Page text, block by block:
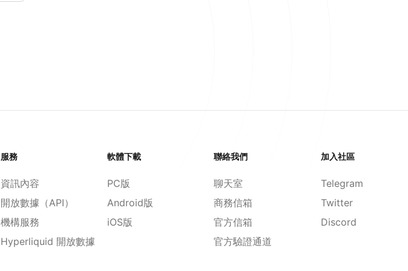
服務
資訊內容
開放數據（API）
機構服務
Hyperliquid 開放數據
軟體下載
PC版
Android版
iOS版
聯絡我們
聊天室
商務信箱
官方信箱
官方驗證通道
加入社區
Telegram
Twitter
Discord